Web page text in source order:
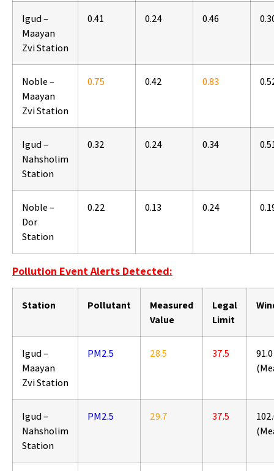
Igud –
Maayan
Zvi Station
0.41 0.24 0.46
Noble –
Maayan
Zvi Station
0.75 0.42 0.83
Igud –
Nahsholim
Station
0.32 0.24 0.34
Noble –
Dor
Station
0.22 0.13 0.24
Pollution Event Alerts Detected:
Station Pollutant
Measured
Value
Legal
Limit
Igud –
Maayan
Zvi Station
PM2.5 28.5 37.5
91.0
Igud –
Nahsholim
Station
PM2.5 29.7 37.5